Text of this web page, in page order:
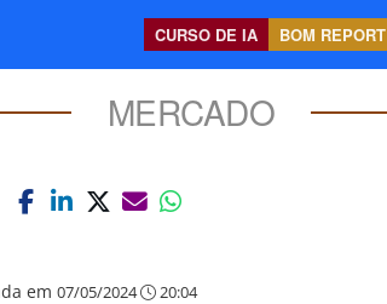
CURSO DE IA BOM REPORT
MERCADO
em 07/05/2024 20:04